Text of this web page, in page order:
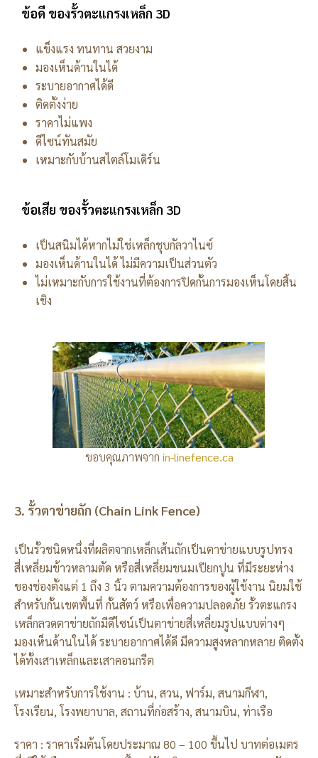
ข้อดี ของรั้วตะแกรงเหล็ก 3D
แข็งแรง ทนทาน สวยงาม
มองเห็นด้านในได้
ระบายอากาศได้ดี
ติดตั้งง่าย
ราคาไม่แพง
ดีไซน์ทันสมัย
เหมาะกับบ้านสไตล์โมเดิร์น
ข้อเสีย ของรั้วตะแกรงเหล็ก 3D
เป็นสนิมได้หากไม่ใช่เหล็กชุบกัลวาไนซ์
มองเห็นด้านในได้ ไม่มีความเป็นส่วนตัว
ไม่เหมาะกับการใช้งานที่ต้องการปิดกั้นการมองเห็นโดยสิ้น
เชิง
ขอบคุณภาพจาก in-linefence.ca
3. รั้วตาข่ายถัก (Chain Link Fence)
เป็นรั้วชนิดหนึ่งที่ผลิตจากเหล็กเส้นถักเป็นตาข่ายแบบรูปทรง
สี่เหลี่ยมข้าวหลามตัด หรือสี่เหลี่ยมขนมเปียกปูน ที่มีระยะห่าง
ของช่องตั้งแต่ 1 ถึง 3 นิ้ว ตามความต้องการของผู้ใช้งาน นิยมใช้
สำหรับกั้นเขตพื้นที่ กั้นสัตว์ หรือเพื่อความปลอดภัย รั้วตะแกรง
เหล็กลวดตาข่ายถักมีดีไซน์เป็นตาข่ายสี่เหลี่ยมรูปแบบต่างๆ
มองเห็นด้านในได้ ระบายอากาศได้ดี มีความสูงหลากหลาย ติดตั้ง
ได้ทั้งเสาเหล็กและเสาคอนกรีต
เหมาะสำหรับการใช้งาน : บ้าน, สวน, ฟาร์ม, สนามกีฬา,
โรงเรียน, โรงพยาบาล, สถานที่ก่อสร้าง, สนามบิน, ท่าเรือ
ราคา : ราคาเริ่มต้นโดยประมาณ 80 – 100 ขึ้นไป บาทต่อเมตร